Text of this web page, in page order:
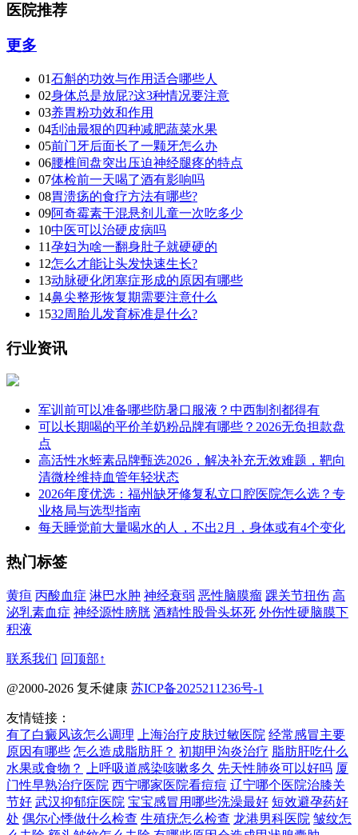
医院推荐
更多
01石斛的功效与作用适合哪些人
02身体总是放屁?这3种情况要注意
03养胃粉功效和作用
04刮油最狠的四种减肥蔬菜水果
05前门牙后面长了一颗牙怎么办
06腰椎间盘突出压迫神经腿疼的特点
07体检前一天喝了酒有影响吗
08胃溃疡的食疗方法有哪些?
09阿奇霉素干混悬剂儿童一次吃多少
10中医可以治硬皮病吗
11孕妇为啥一翻身肚子就硬硬的
12怎么才能让头发快速生长?
13动脉硬化闭塞症形成的原因有哪些
14鼻尖整形恢复期需要注意什么
1532周胎儿发育标准是什么?
行业资讯
军训前可以准备哪些防暑口服液？中西制剂都得有
可以长期喝的平价羊奶粉品牌有哪些？2026无负担款盘
点
高活性水蛭素品牌甄选2026，解决补充无效难题，靶向
清微栓维持血管年轻状态
2026年度优选：福州缺牙修复私立口腔医院怎么选？专
业格局与选型指南
每天睡觉前大量喝水的人，不出2月，身体或有4个变化
热门标签
黄疸 丙酸血症 淋巴水肿 神经衰弱 恶性脑膜瘤 踝关节扭伤 高
泌乳素血症 神经源性膀胱 酒精性股骨头坏死 外伤性硬脑膜下
积液
联系我们 回顶部↑
@2000-2026 复禾健康 苏ICP备2025211236号-1
友情链接：
有了白癜风该怎么调理
上海治疗皮肤过敏医院 经常感冒主要
原因有哪些 怎么造成脂肪肝？ 初期甲沟炎治疗 脂肪肝吃什么
水果或食物？
上呼吸道感染咳嗽多久 先天性肺炎可以好吗 厦
门性早熟治疗医院 西宁哪家医院看痘痘 辽宁哪个医院治膝关
节好 武汉抑郁症医院 宝宝感冒用哪些洗澡最好 短效避孕药好
处 偶尔心悸做什么检查 生殖疣怎么检查 龙港男科医院 皱纹怎